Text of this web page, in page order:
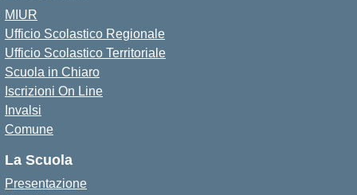
MIUR
Ufficio Scolastico Regionale
Ufficio Scolastico Territoriale
Scuola in Chiaro
Iscrizioni On Line
Invalsi
Comune
La Scuola
Presentazione